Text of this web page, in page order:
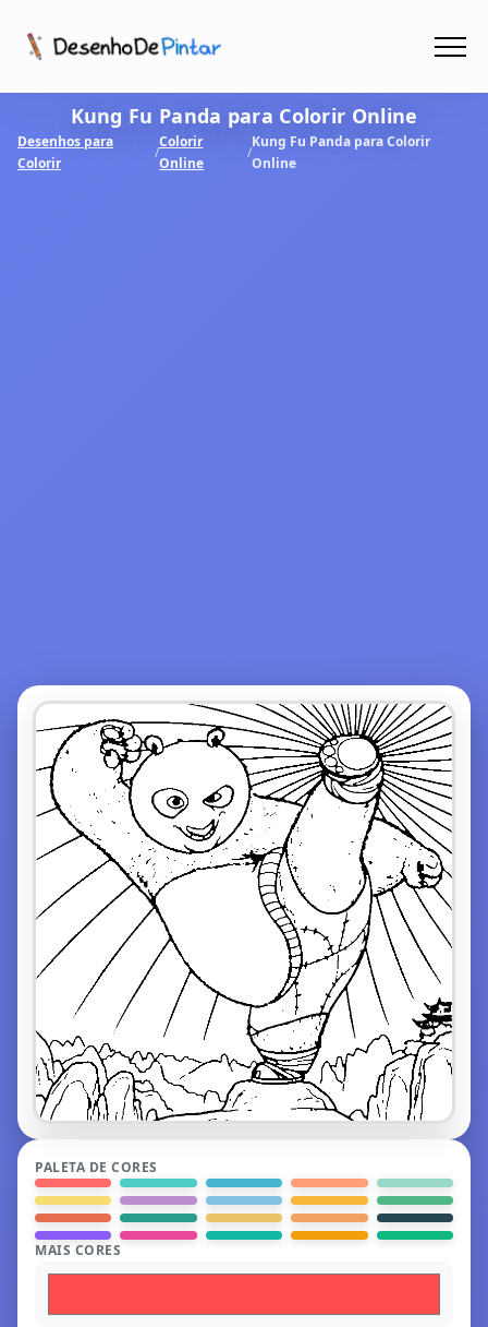
Coletâneas de Desenhos - PDF
Colorir Online
Kung Fu Panda para Colorir Online
Desenhos para
Colorir
/
Colorir
Online
/
Kung Fu Panda para Colorir
Online
PALETA DE CORES
MAIS CORES